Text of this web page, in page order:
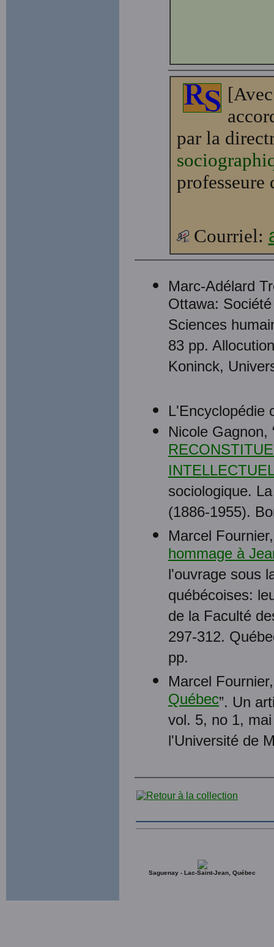
par la
Courriel:
Marc-Adélard
Ottawa:
Sciences
83 pp.
Koninck,
L'Encyclopédie
Nicole Gagnon,
sociologique.
(1886-1955).
Marcel Fournier,
hommage à
l'ouvrage sous
québécoises:
de la Faculté
297-312.
pp.
Marcel Fournier,
Québec”. Un
vol. 5, no 1,
l'Université de
Saguenay - Lac-Saint-Jean, Québec